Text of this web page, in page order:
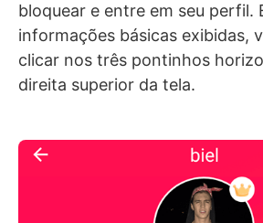
bloquear e entre em seu perfil.
informações básicas exibidas,
clicar nos três pontinhos
direita superior da tela.